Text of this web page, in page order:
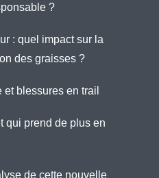
?
: quel impact sur la
des graisses ?
blessures en trail
qui prend de plus en
de cette nouvelle